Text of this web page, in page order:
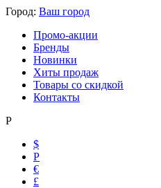
Город: Ваш город
Промо-акции
Бренды
Новинки
Хиты продаж
Товары со скидкой
Контакты
Р
$
Р
€
£